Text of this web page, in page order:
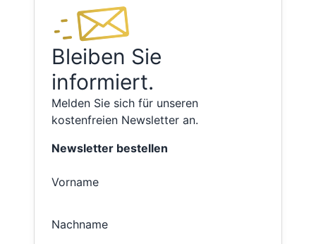
Bleiben Sie
informiert.
Melden Sie sich für unseren
kostenfreien Newsletter an.